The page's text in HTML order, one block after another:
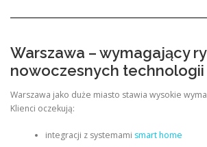
Warszawa – wymagający
nowoczesnych technologii
Warszawa jako duże miasto stawia wysokie
Klienci oczekują:
integracji z systemami smart home